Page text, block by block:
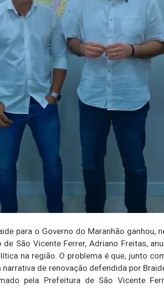
para o Governo do Maranhão ganhou,
de São Vicente Ferrer, Adriano Freitas,
na região. O problema é que, junto
de renovação defendida por
pela Prefeitura de São Vicente